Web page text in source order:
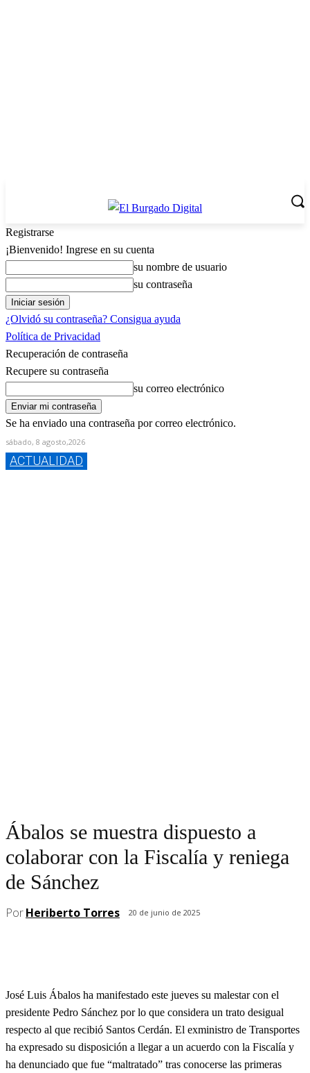
Registrarse
¡Bienvenido! Ingrese en su cuenta
su nombre de usuario
su contraseña
¿Olvidó su contraseña? Consigua ayuda
Política de Privacidad
Recuperación de contraseña
Recupere su contraseña
su correo electrónico
Se ha enviado una contraseña por correo electrónico.
sábado, 8 agosto,2026
ACTUALIDAD
Ábalos se muestra dispuesto a
colaborar con la Fiscalía y reniega
de Sánchez
PorHeriberto Torres 20 de junio de 2025
José Luis Ábalos ha manifestado este jueves su malestar con el
presidente Pedro Sánchez por lo que considera un trato desigual
respecto al que recibió Santos Cerdán. El exministro de Transportes
ha expresado su disposición a llegar a un acuerdo con la Fiscalía y
ha denunciado que fue “maltratado” tras conocerse las primeras